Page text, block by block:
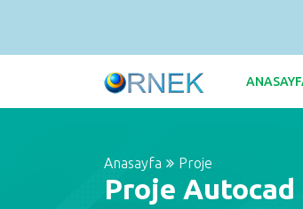
Anasayfa Proje
Proje